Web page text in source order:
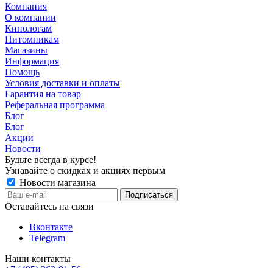
Компания
О компании
Кинологам
Питомникам
Магазины
Информация
Помощь
Условия доставки и оплаты
Гарантия на товар
Реферальная программа
Блог
Блог
Акции
Новости
Будьте всегда в курсе!
Узнавайте о скидках и акциях первым
Новости магазина
Оставайтесь на связи
Вконтакте
Telegram
Наши контакты